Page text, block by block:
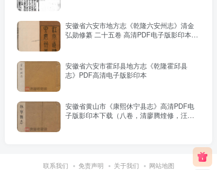
安徽省六安市地方志《乾隆六安州志》清金
弘勋修纂 二十五卷 高清PDF电子版影印本下
安徽省六安市霍邱县地方志《乾隆霍邱县
志》PDF高清电子版影印本
安徽省黄山市《康熙休宁县志》高清PDF电
子版影印本下载（八卷，清廖腾煃修，汪晋
联系我们 免责声明 关于我们 网站地图